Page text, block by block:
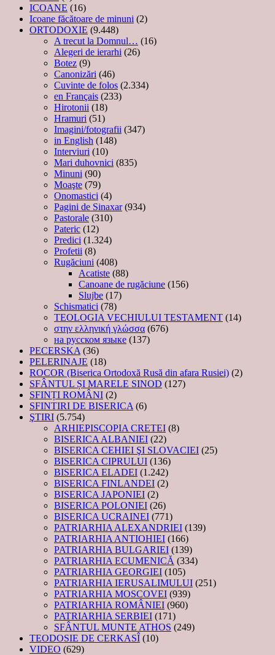
ICOANE (16)
Icoane făcătoare de minuni (2)
ORTODOXIE (9.448)
A trecut la Domnul… (16)
Alegeri de ierarhi (26)
Botez (9)
Canonizări (46)
Cuvinte de folos (2.334)
en Français (233)
Hirotonii (18)
Hramuri (51)
Imagini/fotografii (347)
in English (148)
Interviuri (10)
Mari duhovnici (835)
Minuni (90)
Moaşte (79)
Onomastici (4)
Pagini de Sinaxar(934)
Pastorale (310)
Pateric (12)
Predici (1.324)
Profetii (8)
Rugăciuni (408)
Acatiste (88)
Canoane de rugăciune (156)
Slujbe (17)
Schismatici (78)
TEOLOGIA VECHIULUI TESTAMENT (14)
στην ελληνική γλώσσα (676)
на русском языке (137)
PECERSKA (36)
PELERINAJE (18)
ROCOR (Biserica Ortodoxă Rusă din afara Rusiei) (2)
SFÂNTUL ȘI MARELE SINOD (127)
SFINȚI ROMÂNI (2)
SFINTIRI DE BISERICA (6)
ŞTIRI (5.754)
ARHIEPISCOPIA CRETEI (8)
BISERICA ALBANIEI (22)
BISERICA CEHIEI ŞI SLOVACIEI (25)
BISERICA CIPRULUI (136)
BISERICA ELADEI (1.242)
BISERICA FINLANDEI (2)
BISERICA JAPONIEI (2)
BISERICA POLONIEI (26)
BISERICA UCRAINEI (771)
PATRIARHIA ALEXANDRIEI (139)
PATRIARHIA ANTIOHIEI (166)
PATRIARHIA BULGARIEI (139)
PATRIARHIA ECUMENICĂ (334)
PATRIARHIA GEORGIEI (105)
PATRIARHIA IERUSALIMULUI (251)
PATRIARHIA MOSCOVEI (939)
PATRIARHIA ROMÂNIEI (960)
PATRIARHIA SERBIEI (171)
SFÂNTUL MUNTE ATHOS (249)
TEODOSIE DE CERKASÎ (10)
VIDEO (629)